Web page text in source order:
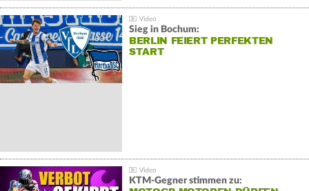
Sieg in Bochum:
BERLIN FEIERT PERFEKTEN
START
KTM-Gegner stimmen zu: